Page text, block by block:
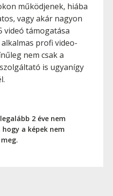
működjenek, hiába
vagy akár nagyon
videó támogatása
profi video-
nem csak a
is ugyanígy
2 éve nem
a képek nem